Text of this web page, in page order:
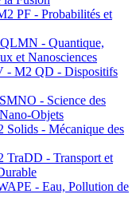
PF - Probabilités et
- Quantique,
et Nanosciences
M2 QD - Dispositifs
- Science des
Objets
- Mécanique des
- Transport et
- Eau, Pollution de